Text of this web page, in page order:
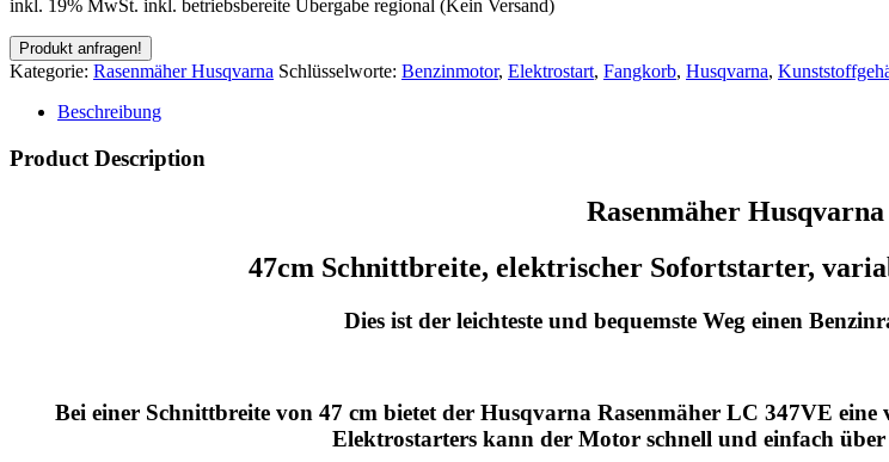
inkl. 19% MwSt. inkl. betriebsbereite Übergabe regional (Kein Versand)
Kategorie: Rasenmäher Husqvarna Schlüsselworte: Benzinmotor, Elektrostart, Fangkorb, Husqvarna,
Beschreibung
Product Description
Rasenmäher
47cm Schnittbreite, elektrischer Sofortstarter,
Dies ist der leichteste und bequemste Weg einen
Bei einer Schnittbreite von 47 cm bietet der Husqvarna Rasenmäher LC 347VE
Elektrostarters kann der Motor schnell und einfach